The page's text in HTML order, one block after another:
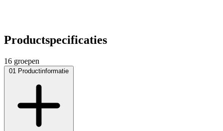
Productspecificaties
16 groepen
01 Productinformatie